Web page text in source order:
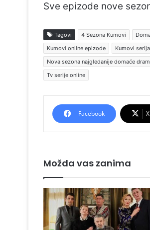
Sve epizode nove
Tagovi 4 Sezona Kumovi
Kumovi online epizode
Kumovi
Nova sezona najgledanije domaće
Tv serije online
Facebook X
Možda vas zanima